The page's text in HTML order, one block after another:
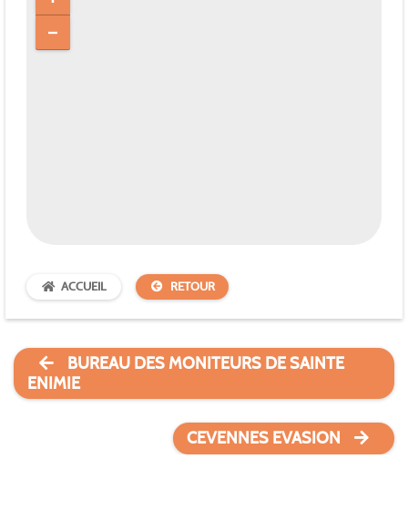
ACCUEIL RETOUR
BUREAU DES MONITEURS DE SAINTE
ENIMIE
CEVENNES EVASION